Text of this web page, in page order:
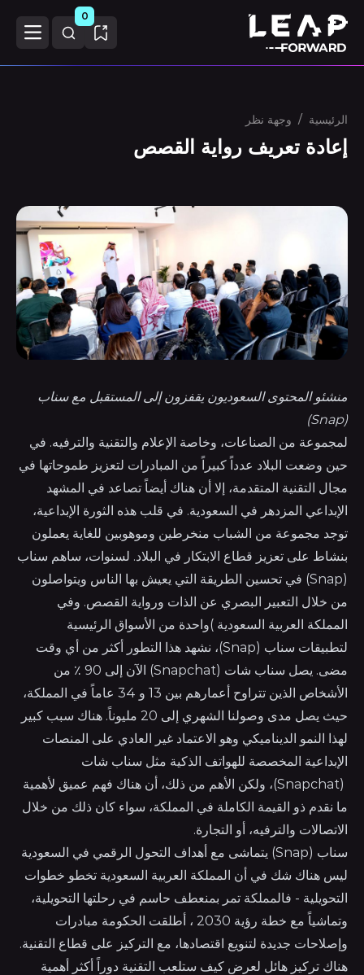
0
الرئيسية / وجهة نظر
إعادة تعريف رواية القصص
منشئو المحتوى السعوديون يقفزون إلى المستقبل مع سناب
(Snap)
لمجموعة من الصناعات، وخاصة الإعلام والتقنية والترفيه. في
حين وضعت البلاد عدداً كبيراً من المبادرات لتعزيز طموحاتها في
مجال التقنية المتقدمة، إلا أن هناك أيضاً تصاعد في المشهد
الإبداعي المزدهر في السعودية. في قلب هذه الثورة الإبداعية،
توجد مجموعة من الشباب منخرطين وموهوبين للغاية يعملون
بنشاط على تعزيز قطاع الابتكار في البلاد. لسنوات، ساهم سناب
(Snap) في تحسين الطريقة التي يعيش بها الناس ويتواصلون
من خلال التعبير البصري عن الذات ورواية القصص. وفي
المملكة العربية السعودية )واحدة من الأسواق الرئيسية
لتطبيقات سناب (Snap)، نشهد هذا التطور أكثر من أي وقت
مضى. يصل سناب شات (Snapchat) الآن إلى 90 ٪ من
الأشخاص الذين تتراوح أعمارهم بين 13 و 34 عاماً في المملكة،
حيث يصل مدى وصولنا الشهري إلى 20 مليوناً. هناك سبب كبير
لهذا النمو الديناميكي وهو الاعتماد غير العادي على المنصات
الإبداعية المخصصة للهواتف الذكية مثل سناب شات
(Snapchat)، ولكن الأهم من ذلك، أن هناك فهم عميق لأهمية
ما نقدم ذو القيمة الكاملة في المملكة، سواء كان ذلك من خلال
الاتصالات والترفيه، أو التجارة.
سناب (Snap) يتماشى مع أهداف التحول الرقمي في السعودية
ليس هناك شك في أن المملكة العربية السعودية تخطو خطوات
التحويلية - فالمملكة تمر بمنعطف حاسم في رحلتها التحويلية،
وتماشياً مع خطة رؤية 2030 ، أطلقت الحكومة مبادرات
وإصلاحات جديدة لتنويع اقتصادها، مع التركيز على قطاع التقنية.
هناك تركيز هائل لعرض كيف ستلعب التقنية دوراً أكثر أهمية